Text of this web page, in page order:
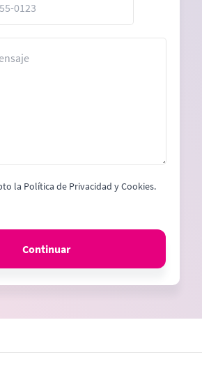
la Política de Privacidad y Cookies.
Continuar